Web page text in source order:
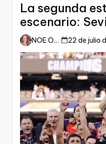
La segunda
escenario:
esperan a
NOE ORTIZ 22 de julio